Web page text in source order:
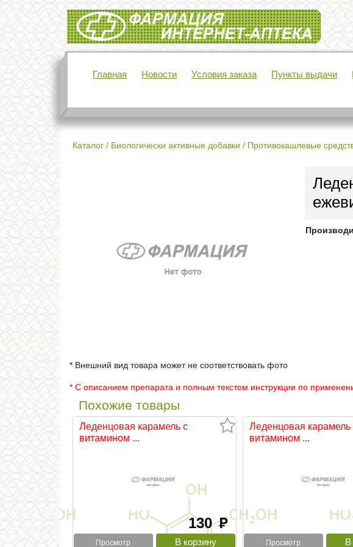
Интернет-аптека Фармация
Главная Новости Условия заказа Пункты выдачи
Каталог / Биологически активные добавки / Противокашлевые
* Внешний вид товара может не соответствовать фото
* С описанием препарата и полным текстом инструкции по
Похожие товары
Леденцовая карамель с
витамином ...
130руб
Просмотр
Леденцовая карамель
витамином ...
Просмотр